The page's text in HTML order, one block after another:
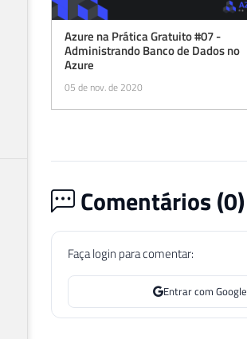
Azure na Prática Gratuito #07 -
Administrando Banco de Dados no
Azure
05 de nov. de 2020
Comentários (0)
Faça login para comentar:
Entrar com Google